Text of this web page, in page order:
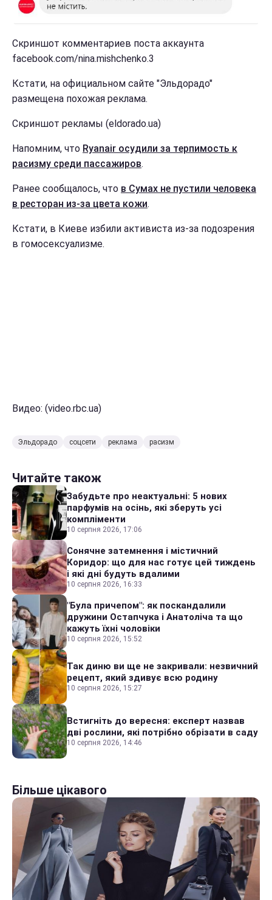
Скриншот комментариев поста аккаунта
facebook.com/nina.mishchenko.3
Кстати, на официальном сайте "Эльдорадо"
размещена похожая реклама.
Скриншот рекламы (eldorado.ua)
Напомним, что Ryanair осудили за терпимость к
расизму среди пассажиров.
Ранее сообщалось, что в Сумах не пустили человека
в ресторан из-за цвета кожи.
Кстати, в Киеве избили активиста из-за подозрения
в гомосексуализме.
Видео: (video.rbc.ua)
Эльдорадо соцсети реклама расизм
Читайте також
Забудьте про неактуальні: 5 нових
парфумів на осінь, які зберуть усі
компліменти
10 серпня 2026, 17:06
Сонячне затемнення і містичний
Коридор: що для нас готує цей тиждень
і які дні будуть вдалими
10 серпня 2026, 16:33
"Була причепом": як поскандалили
дружини Остапчука і Анатоліча та що
кажуть їхні чоловіки
10 серпня 2026, 15:52
Так диню ви ще не закривали: незвичний
рецепт, який здивує всю родину
10 серпня 2026, 15:27
Встигніть до вересня: експерт назвав
дві рослини, які потрібно обрізати в саду
10 серпня 2026, 14:46
Більше цікавого